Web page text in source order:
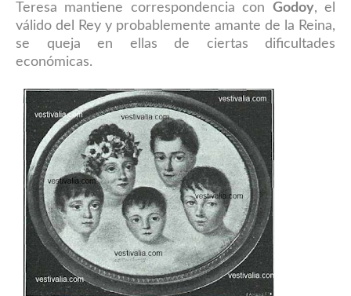
Teresa mantiene correspondencia con Godoy, el
válido del Rey y probablemente amante de la Reina,
se queja en ellas de ciertas dificultades
económicas.